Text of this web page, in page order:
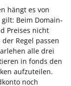
hängt es von
Beim Domain-
Preises nicht
Regel passen
alle drei
in fonds den
aufzuteilen.
noch